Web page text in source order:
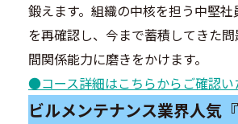
鍛えます。組織の中核を担う中堅
を再確認し、今まで蓄積してきた
間関係能力に磨きをかけます。
●コース詳細はこちらからご確認い
ビルメンテナンス業界人気